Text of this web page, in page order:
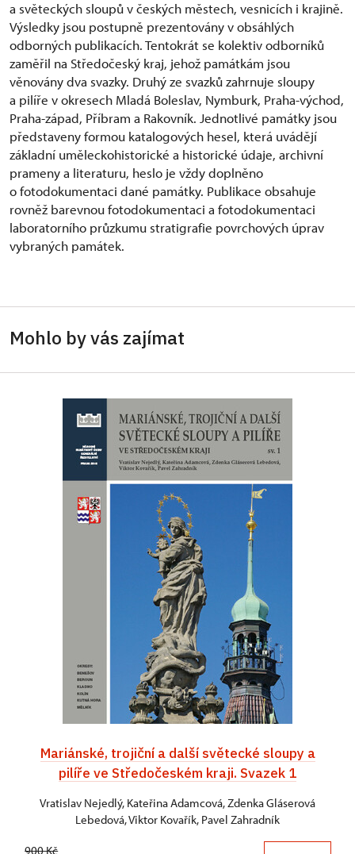
a světeckých sloupů v českých městech, vesnicích i krajině.
Výsledky jsou postupně prezentovány v obsáhlých
odborných publikacích. Tentokrát se kolektiv odborníků
zaměřil na Středočeský kraj, jehož památkám jsou
věnovány dva svazky. Druhý ze svazků zahrnuje sloupy
a pilíře v okresech Mladá Boleslav, Nymburk, Praha-východ,
Praha-západ, Příbram a Rakovník. Jednotlivé památky jsou
představeny formou katalogových hesel, která uvádějí
základní uměleckohistorické a historické údaje, archivní
prameny a literaturu, heslo je vždy doplněno
o fotodokumentaci dané památky. Publikace obsahuje
rovněž barevnou fotodokumentaci a fotodokumentaci
laboratorního průzkumu stratigrafie povrchových úprav
vybraných památek.
Mohlo by vás zajímat
Mariánské, trojiční a další světecké sloupy a
pilíře ve Středočeském kraji. Svazek 1
Vratislav Nejedlý, Kateřina Adamcová, Zdenka Gláserová
Lebedová, Viktor Kovařík, Pavel Zahradník
900 Kč